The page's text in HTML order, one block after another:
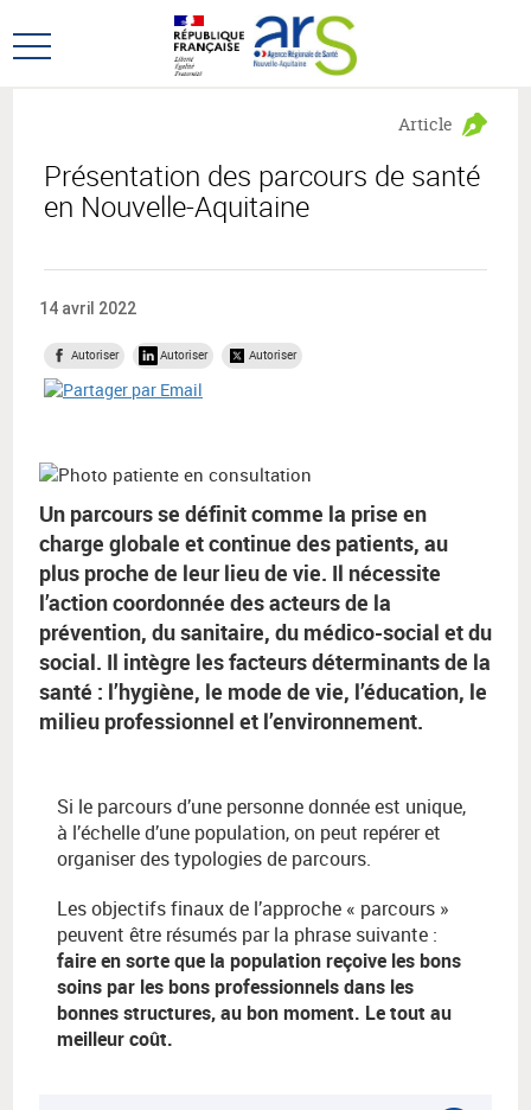
au
menu
au
contenu
Ouvrir
Présentation des parcours de santé
en Nouvelle-Aquitaine
Article
14 avril 2022
Autoriser Autoriser Autoriser
Un parcours se définit comme la prise en
charge globale et continue des patients, au
plus proche de leur lieu de vie. Il nécessite
l’action coordonnée des acteurs de la
prévention, du sanitaire, du médico-social et du
social. Il intègre les facteurs déterminants de la
santé : l’hygiène, le mode de vie, l’éducation, le
milieu professionnel et l’environnement.
Si le parcours d’une personne donnée est unique,
à l’échelle d’une population, on peut repérer et
organiser des typologies de parcours.
Les objectifs finaux de l’approche « parcours »
peuvent être résumés par la phrase suivante :
faire en sorte que la population reçoive les bons
soins par les bons professionnels dans les
bonnes structures, au bon moment. Le tout au
meilleur coût.